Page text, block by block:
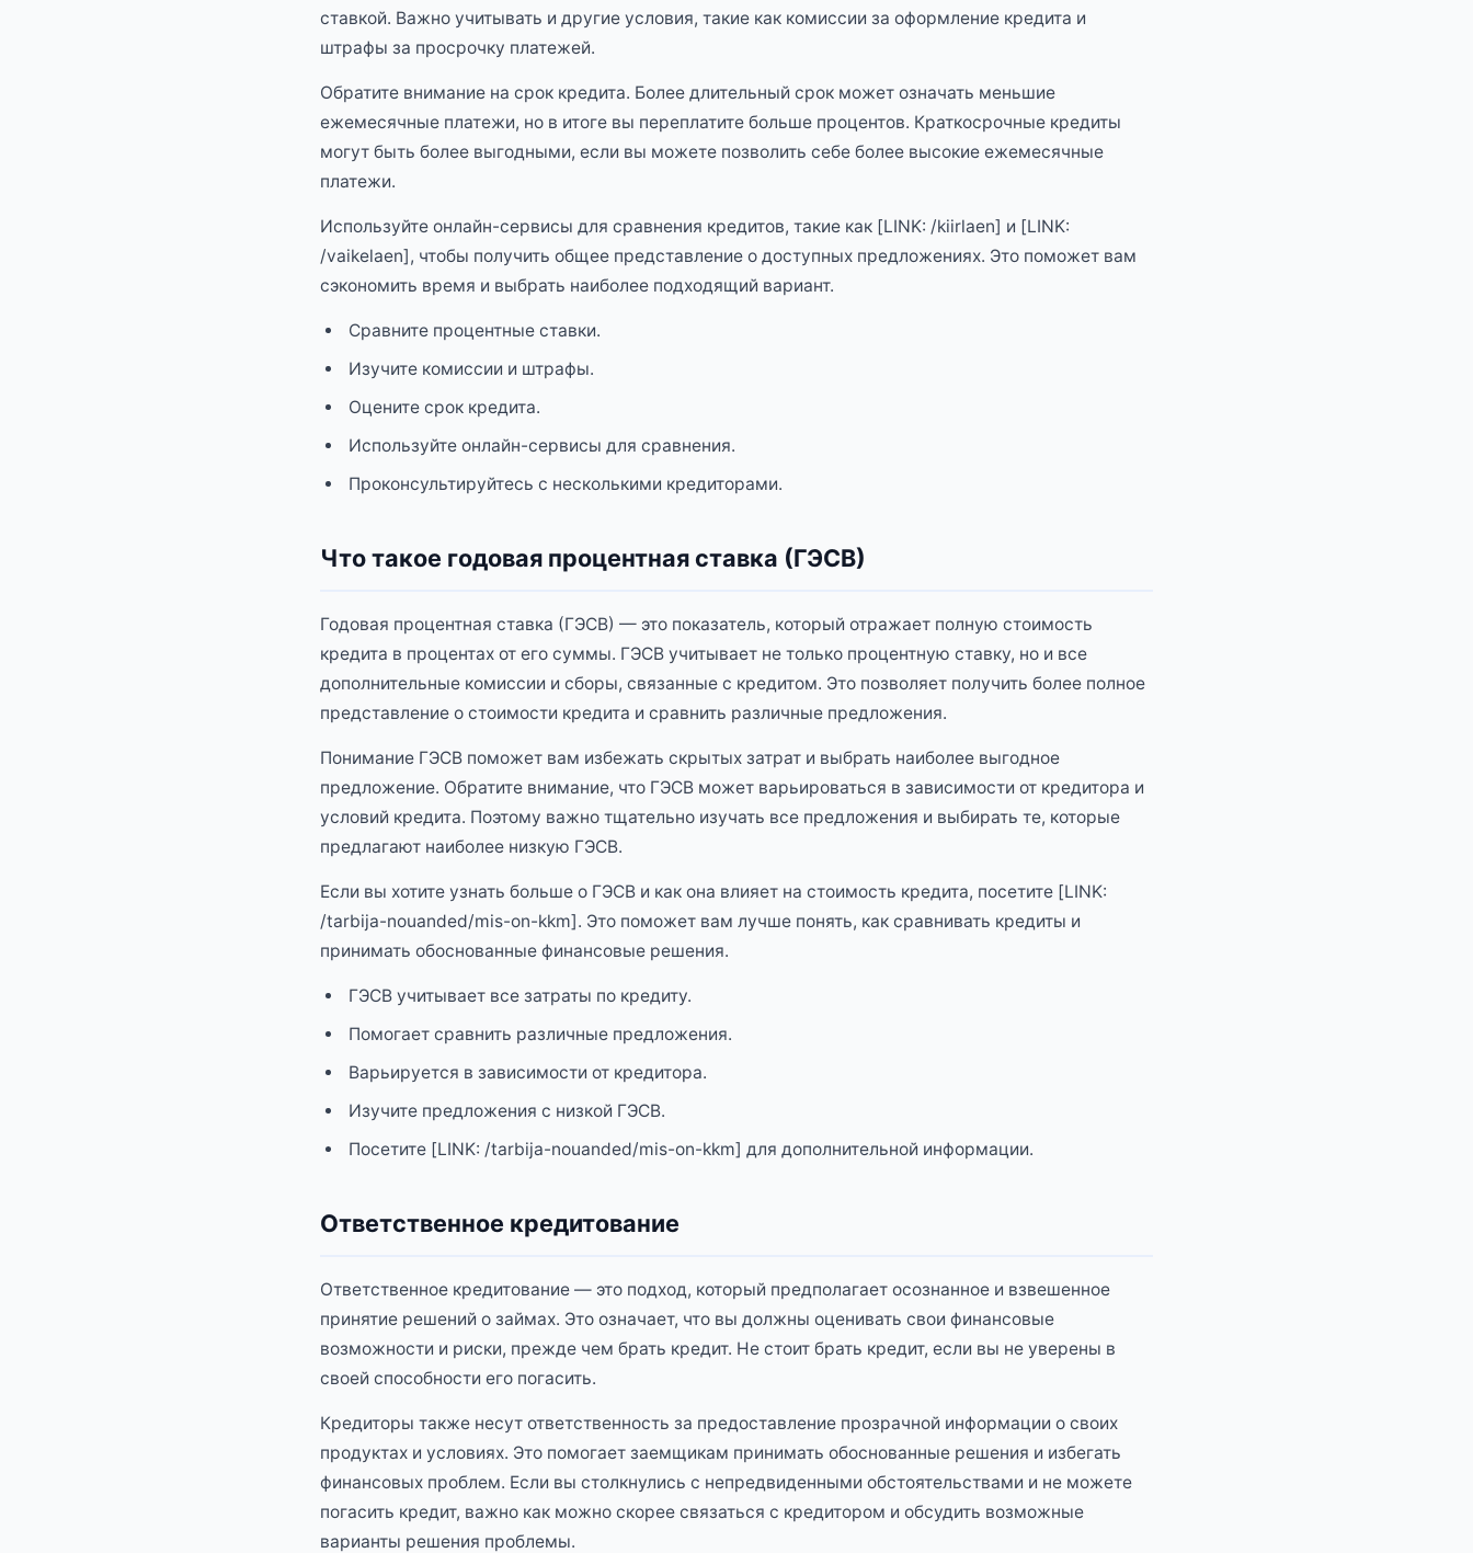
ставкой. Важно учитывать и другие условия, такие как комиссии за оформление кредита и
штрафы за просрочку платежей.
Обратите внимание на срок кредита. Более длительный срок может означать меньшие
ежемесячные платежи, но в итоге вы переплатите больше процентов. Краткосрочные кредиты
могут быть более выгодными, если вы можете позволить себе более высокие ежемесячные
платежи.
Используйте онлайн-сервисы для сравнения кредитов, такие как [LINK: /kiirlaen] и [LINK:
/vaikelaen], чтобы получить общее представление о доступных предложениях. Это поможет вам
сэкономить время и выбрать наиболее подходящий вариант.
Сравните процентные ставки.
Изучите комиссии и штрафы.
Оцените срок кредита.
Используйте онлайн-сервисы для сравнения.
Проконсультируйтесь с несколькими кредиторами.
Что такое годовая процентная ставка (ГЭСВ)
Годовая процентная ставка (ГЭСВ) — это показатель, который отражает полную стоимость
кредита в процентах от его суммы. ГЭСВ учитывает не только процентную ставку, но и все
дополнительные комиссии и сборы, связанные с кредитом. Это позволяет получить более полное
представление о стоимости кредита и сравнить различные предложения.
Понимание ГЭСВ поможет вам избежать скрытых затрат и выбрать наиболее выгодное
предложение. Обратите внимание, что ГЭСВ может варьироваться в зависимости от кредитора и
условий кредита. Поэтому важно тщательно изучать все предложения и выбирать те, которые
предлагают наиболее низкую ГЭСВ.
Если вы хотите узнать больше о ГЭСВ и как она влияет на стоимость кредита, посетите [LINK:
/tarbija-nouanded/mis-on-kkm]. Это поможет вам лучше понять, как сравнивать кредиты и
принимать обоснованные финансовые решения.
ГЭСВ учитывает все затраты по кредиту.
Помогает сравнить различные предложения.
Варьируется в зависимости от кредитора.
Изучите предложения с низкой ГЭСВ.
Посетите [LINK: /tarbija-nouanded/mis-on-kkm] для дополнительной информации.
Ответственное кредитование
Ответственное кредитование — это подход, который предполагает осознанное и взвешенное
принятие решений о займах. Это означает, что вы должны оценивать свои финансовые
возможности и риски, прежде чем брать кредит. Не стоит брать кредит, если вы не уверены в
своей способности его погасить.
Кредиторы также несут ответственность за предоставление прозрачной информации о своих
продуктах и условиях. Это помогает заемщикам принимать обоснованные решения и избегать
финансовых проблем. Если вы столкнулись с непредвиденными обстоятельствами и не можете
погасить кредит, важно как можно скорее связаться с кредитором и обсудить возможные
варианты решения проблемы.